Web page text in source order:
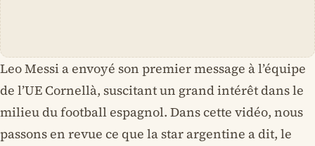
Leo Messi a envoyé son premier message à l’équipe
de l’UE Cornellà, suscitant un grand intérêt dans le
milieu du football espagnol. Dans cette vidéo, nous
passons en revue ce que la star argentine a dit, le